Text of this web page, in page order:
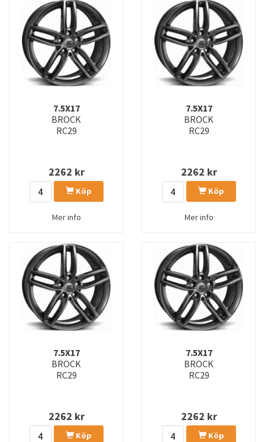
7.5X17
BROCK
RC29
2262 kr
Köp
Mer info
7.5X17
BROCK
RC29
2262 kr
Köp
Mer info
7.5X17
BROCK
RC29
2262 kr
Köp
7.5X17
BROCK
RC29
2262 kr
Köp